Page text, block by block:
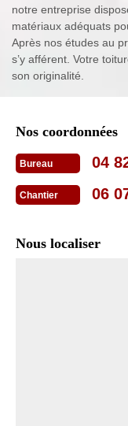
notre entreprise
matériaux adéquats
Après nos études au
s’y afférent. Votre
son originalité.
Nos coordonnées
Bureau 04
Chantier 06
Nous localiser